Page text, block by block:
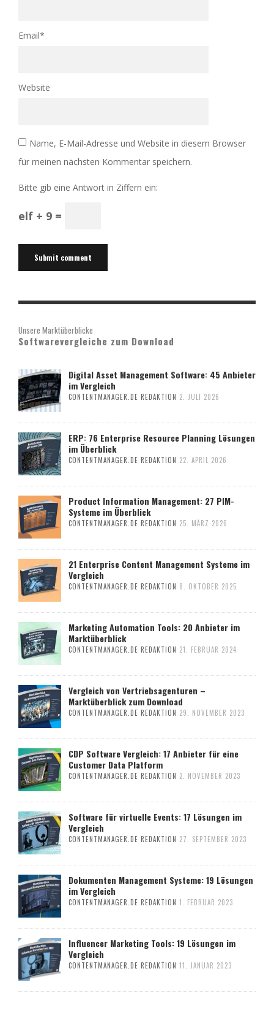
Email*
Website
Name, E-Mail-Adresse und Website in diesem Browser
für meinen nächsten Kommentar speichern.
Bitte gib eine Antwort in Ziffern ein:
elf + 9 =
Unsere Marktüberblicke
Softwarevergleiche zum Download
Digital Asset Management Software: 45 Anbieter
im Vergleich
CONTENTMANAGER.DE REDAKTION 2. JULI 2026
ERP: 76 Enterprise Resource Planning Lösungen
im Überblick
CONTENTMANAGER.DE REDAKTION 22. APRIL 2026
Product Information Management: 27 PIM-
Systeme im Überblick
CONTENTMANAGER.DE REDAKTION 25. MÄRZ 2026
21 Enterprise Content Management Systeme im
Vergleich
CONTENTMANAGER.DE REDAKTION 8. OKTOBER 2025
Marketing Automation Tools: 20 Anbieter im
Marktüberblick
CONTENTMANAGER.DE REDAKTION 21. FEBRUAR 2024
Vergleich von Vertriebsagenturen –
Marktüberblick zum Download
CONTENTMANAGER.DE REDAKTION 29. NOVEMBER 2023
CDP Software Vergleich: 17 Anbieter für eine
Customer Data Platform
CONTENTMANAGER.DE REDAKTION 2. NOVEMBER 2023
Software für virtuelle Events: 17 Lösungen im
Vergleich
CONTENTMANAGER.DE REDAKTION 27. SEPTEMBER 2023
Dokumenten Management Systeme: 19 Lösungen
im Vergleich
CONTENTMANAGER.DE REDAKTION 1. FEBRUAR 2023
Influencer Marketing Tools: 19 Lösungen im
Vergleich
CONTENTMANAGER.DE REDAKTION 11. JANUAR 2023